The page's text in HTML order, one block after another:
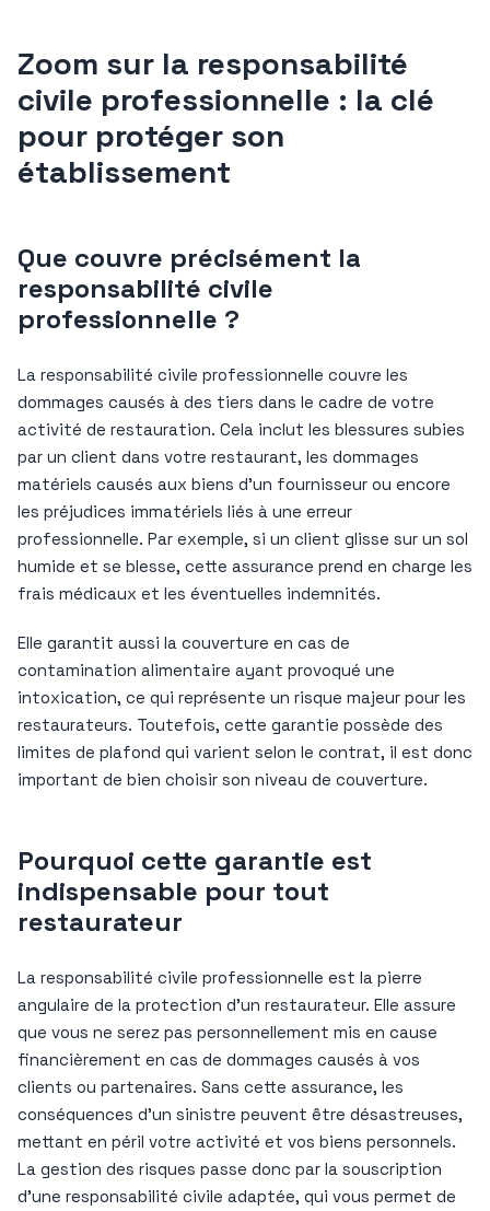
Zoom sur la responsabilité
civile professionnelle : la clé
pour protéger son
établissement
Que couvre précisément la
responsabilité civile
professionnelle ?
La responsabilité civile professionnelle couvre les
dommages causés à des tiers dans le cadre de votre
activité de restauration. Cela inclut les blessures subies
par un client dans votre restaurant, les dommages
matériels causés aux biens d’un fournisseur ou encore
les préjudices immatériels liés à une erreur
professionnelle. Par exemple, si un client glisse sur un sol
humide et se blesse, cette assurance prend en charge les
frais médicaux et les éventuelles indemnités.
Elle garantit aussi la couverture en cas de
contamination alimentaire ayant provoqué une
intoxication, ce qui représente un risque majeur pour les
restaurateurs. Toutefois, cette garantie possède des
limites de plafond qui varient selon le contrat, il est donc
important de bien choisir son niveau de couverture.
Pourquoi cette garantie est
indispensable pour tout
restaurateur
La responsabilité civile professionnelle est la pierre
angulaire de la protection d’un restaurateur. Elle assure
que vous ne serez pas personnellement mis en cause
financièrement en cas de dommages causés à vos
clients ou partenaires. Sans cette assurance, les
conséquences d’un sinistre peuvent être désastreuses,
mettant en péril votre activité et vos biens personnels.
La gestion des risques passe donc par la souscription
d’une responsabilité civile adaptée, qui vous permet de